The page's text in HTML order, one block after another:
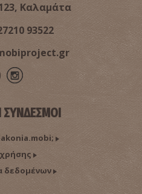
~8.8Km
Καλαμάτα
93522
ΣΥΝΔΕΣΜΟΙ
lakonia.mobi;
δεδομένων